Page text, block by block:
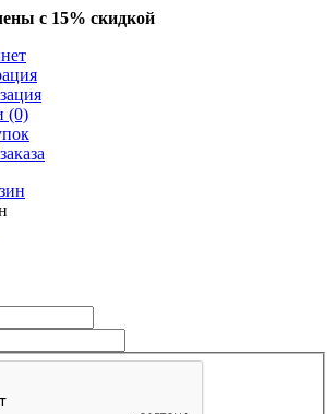
с 15% скидкой
(0)